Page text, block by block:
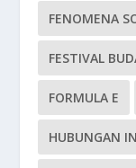
FENOMENA
FESTIVAL
FORMULA E
HUBUNGAN